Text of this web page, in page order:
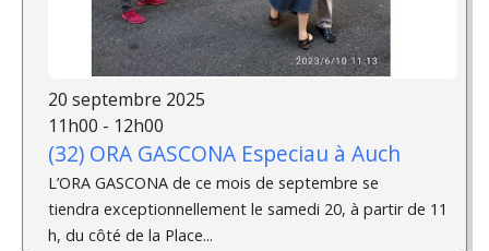
20 septembre 2025
11h00 - 12h00
(32) ORA GASCONA Especiau à Auch
L’ORA GASCONA de ce mois de septembre se
tiendra exceptionnellement le samedi 20, à partir de 11
h, du côté de la Place...